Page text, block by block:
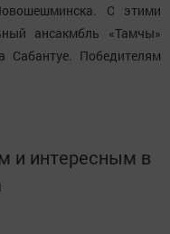
С этими
ансакмбль «Тамчы»
Сабантуе. Победителям
и интересным в